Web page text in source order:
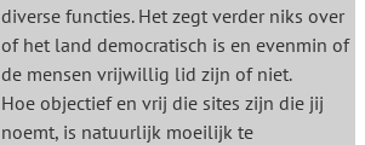
diverse functies. Het zegt verder niks over
of het land democratisch is en evenmin of
de mensen vrijwillig lid zijn of niet.
Hoe objectief en vrij die sites zijn die jij
noemt, is natuurlijk moeilijk te